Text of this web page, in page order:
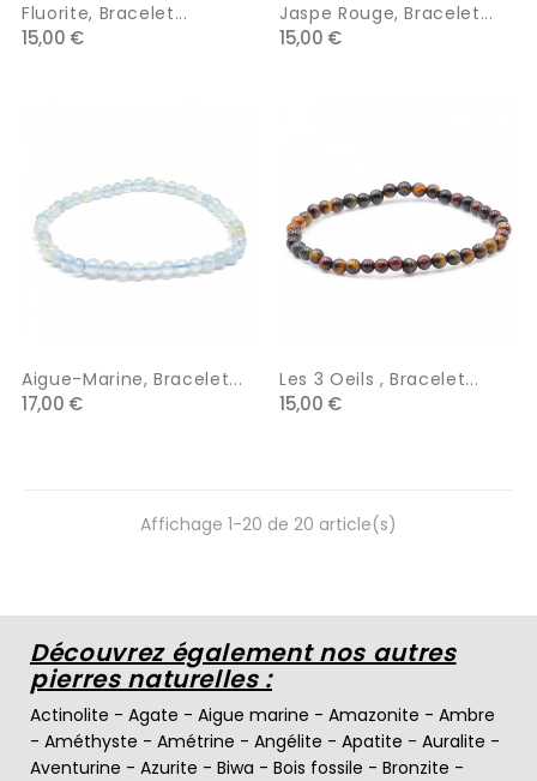
Fluorite, Bracelet...
15,00 €
Jaspe Rouge, Bracelet...
15,00 €
Aigue-Marine, Bracelet...
17,00 €
Les 3 Oeils , Bracelet...
15,00 €
Affichage 1-20 de 20 article(s)
Découvrez également nos autres
pierres naturelles :
Actinolite - Agate - Aigue marine - Amazonite - Ambre
- Améthyste - Amétrine - Angélite - Apatite - Auralite -
Aventurine - Azurite - Biwa - Bois fossile - Bronzite -